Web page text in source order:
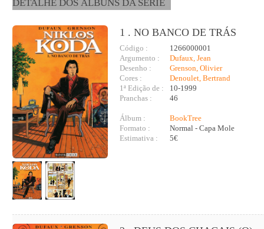
DETALHE DOS ÁLBUNS DA SÉRIE
1 . NO BANCO DE TRÁS
Código :
1266000001
Argumento :
Dufaux, Jean
Desenho :
Grenson, Olivier
Cores :
Denoulet, Bertrand
1ª Edição de :
10-1999
Pranchas :
46
Álbum :
BookTree
Formato :
Normal - Capa Mole
Estimativa :
5€